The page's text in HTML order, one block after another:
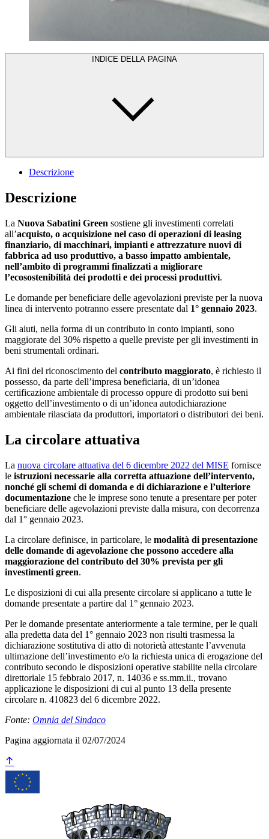
INDICE DELLA PAGINA
Descrizione
Descrizione
La Nuova Sabatini Green sostiene gli investimenti correlati
all’acquisto, o acquisizione nel caso di operazioni di leasing
finanziario, di macchinari, impianti e attrezzature nuovi di
fabbrica ad uso produttivo, a basso impatto ambientale,
nell’ambito di programmi finalizzati a migliorare
l’ecosostenibilità dei prodotti e dei processi produttivi.
Le domande per beneficiare delle agevolazioni previste per la nuova
linea di intervento potranno essere presentate dal 1° gennaio 2023.
Gli aiuti, nella forma di un contributo in conto impianti, sono
maggiorate del 30% rispetto a quelle previste per gli investimenti in
beni strumentali ordinari.
Ai fini del riconoscimento del contributo maggiorato, è richiesto il
possesso, da parte dell’impresa beneficiaria, di un’idonea
certificazione ambientale di processo oppure di prodotto sui beni
oggetto dell’investimento o di un’idonea autodichiarazione
ambientale rilasciata da produttori, importatori o distributori dei beni.
La circolare attuativa
La nuova circolare attuativa del 6 dicembre 2022 del MISE fornisce
le istruzioni necessarie alla corretta attuazione dell’intervento,
nonché gli schemi di domanda e di dichiarazione e l’ulteriore
documentazione che le imprese sono tenute a presentare per poter
beneficiare delle agevolazioni previste dalla misura, con decorrenza
dal 1° gennaio 2023.
La circolare definisce, in particolare, le modalità di presentazione
delle domande di agevolazione che possono accedere alla
maggiorazione del contributo del 30% prevista per gli
investimenti green.
Le disposizioni di cui alla presente circolare si applicano a tutte le
domande presentate a partire dal 1° gennaio 2023.
Per le domande presentate anteriormente a tale termine, per le quali
alla predetta data del 1° gennaio 2023 non risulti trasmessa la
dichiarazione sostitutiva di atto di notorietà attestante l’avvenuta
ultimazione dell’investimento e/o la richiesta unica di erogazione del
contributo secondo le disposizioni operative stabilite nella circolare
direttoriale 15 febbraio 2017, n. 14036 e ss.mm.ii., trovano
applicazione le disposizioni di cui al punto 13 della presente
circolare n. 410823 del 6 dicembre 2022.
Fonte: Omnia del Sindaco
Pagina aggiornata il 02/07/2024